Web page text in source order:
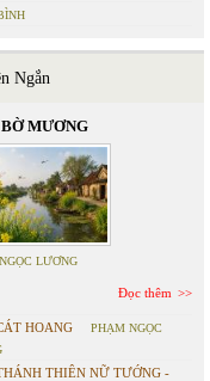
Ngắn
MƯƠNG
LƯƠNG
Đọc thêm
HOANG
PHẠM NGỌC
THIÊN NỮ TƯỚNG -